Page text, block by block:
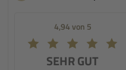
4,94 von 5
SEHR GUT